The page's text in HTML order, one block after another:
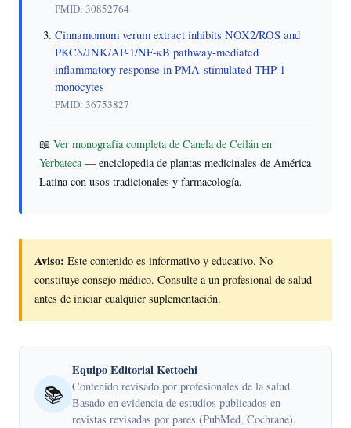
PMID: 30852764
Cinnamomum verum extract inhibits NOX2/ROS and
PKCδ/JNK/AP-1/NF-κB pathway-mediated
inflammatory response in PMA-stimulated THP-1
monocytes
PMID: 36753827
📖Ver monografía completa de Canela de Ceilán en
Yerbateca— enciclopedia de plantas medicinales de América
Latina con usos tradicionales y farmacología.
Aviso: Este contenido es informativo y educativo. No
constituye consejo médico. Consulte a un profesional de salud
antes de iniciar cualquier suplementación.
📚
Equipo Editorial Kettochi
Contenido revisado por profesionales de la salud.
Basado en evidencia de estudios publicados en
revistas revisadas por pares (PubMed, Cochrane).